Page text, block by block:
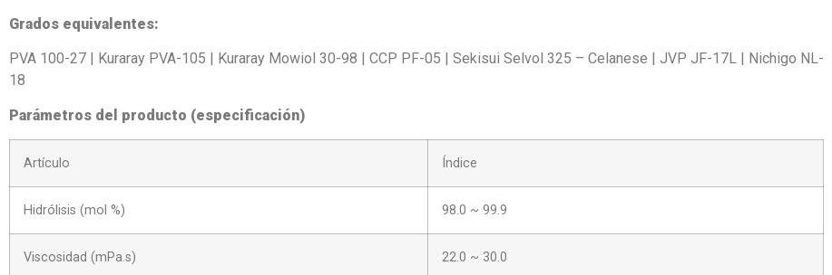
Grados equivalentes:
PVA 100-27 | Kuraray PVA-105 | Kuraray Mowiol 30-98 | CCP PF-05 | Sekisui Selvol 325 – Celanese | JVP JF-17L | Nichigo NL-
18
Parámetros del producto (especificación)
Artículo Índice
Hidrólisis (mol %) 98.0 ~ 99.9
Viscosidad (mPa.s) 22.0 ~ 30.0